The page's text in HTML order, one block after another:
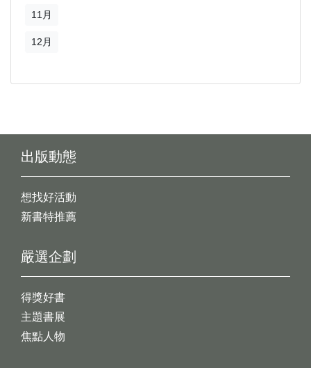
11月
12月
出版動態
想找好活動
新書特推薦
嚴選企劃
得獎好書
主題書展
焦點人物